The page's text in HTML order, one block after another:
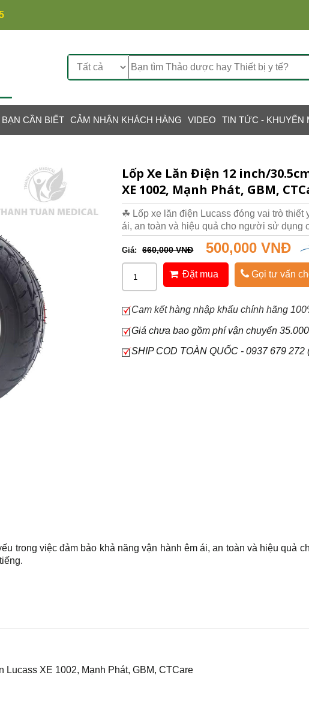
BẠN CẦN BIẾT CẢM NHẬN KHÁCH HÀNG VIDEO TIN TỨC - KHUYẾN
Lốp Xe Lăn Điện 12 inch/
XE 1002, Mạnh Phát, GBM,
☘ Lốp xe lăn điện Lucass đóng vai trò thiết
ái, an toàn và hiệu quả cho người sử dụng
Giá: 660,000 VNĐ 500,000 VNĐ
Đặt mua Gọi tư vấn
Cam kết hàng nhập khẩu chính hãng
Giá chưa bao gồm phí vận chuyển
SHIP COD TOÀN QUỐC - 0937 679 272
trong việc đảm bảo khả năng vận hành êm ái, an toàn và hiệu quả
XE 1002, Mạnh Phát, GBM, CTCare